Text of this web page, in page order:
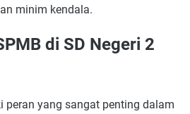
minim kendala.
di SD Negeri 2
peran yang sangat penting dalam